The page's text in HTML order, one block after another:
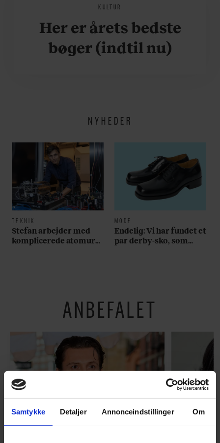
Samtykke Detaljer Annonceindstillinger Om
KULTUR
Her er årets bedste
bøger (indtil nu)
NYHEDER
TEKNIK
Stefan arbejder med
komplicerede atomure,
MODE
Endelig: Vi har fundet et
par derby-sko, som
ANBEFALET